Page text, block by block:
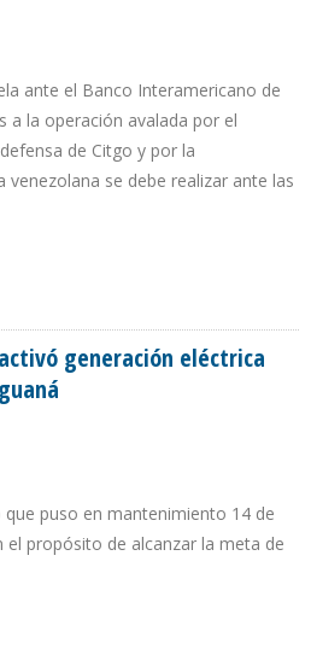
ante el Banco Interamericano de
a la operación avalada por el
de Citgo y por la
venezolana se debe realizar ante las
generación eléctrica
puso en mantenimiento 14 de
propósito de alcanzar la meta de